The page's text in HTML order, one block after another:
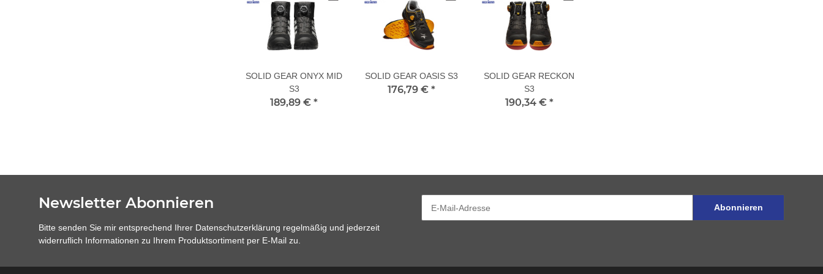
SOLID GEAR ONYX MID
S3
189,89 € *
SOLID GEAR OASIS S3
176,79 € *
SOLID GEAR RECKON
S3
190,34 € *
Newsletter Abonnieren
Bitte senden Sie mir entsprechend Ihrer Datenschutzerklärung regelmäßig und jederzeit
widerruflich Informationen zu Ihrem Produktsortiment per E-Mail zu.
Abonnieren